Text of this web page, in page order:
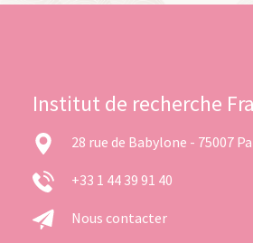
Institut de recherche
28 rue de Babylone - 75007
+33 1 44 39 91 40
Nous contacter